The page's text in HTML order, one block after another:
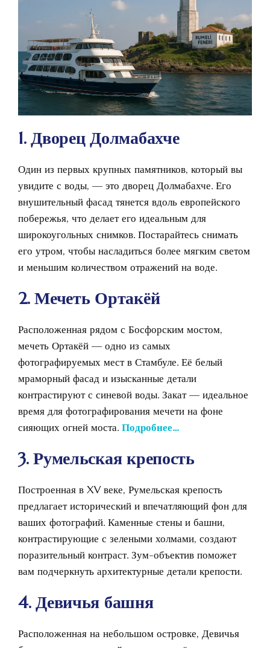
1. Дворец Долмабахче
Один из первых крупных памятников, который вы
увидите с воды, — это дворец Долмабахче. Его
внушительный фасад тянется вдоль европейского
побережья, что делает его идеальным для
широкоугольных снимков. Постарайтесь снимать
его утром, чтобы насладиться более мягким светом
и меньшим количеством отражений на воде.
2. Мечеть Ортакёй
Расположенная рядом с Босфорским мостом,
мечеть Ортакёй — одно из самых
фотографируемых мест в Стамбуле. Её белый
мраморный фасад и изысканные детали
контрастируют с синевой воды. Закат — идеальное
время для фотографирования мечети на фоне
сияющих огней моста. Подробнее…
3. Румельская крепость
Построенная в XV веке, Румельская крепость
предлагает исторический и впечатляющий фон для
ваших фотографий. Каменные стены и башни,
контрастирующие с зелеными холмами, создают
поразительный контраст. Зум-объектив поможет
вам подчеркнуть архитектурные детали крепости.
4. Девичья башня
Расположенная на небольшом островке, Девичья